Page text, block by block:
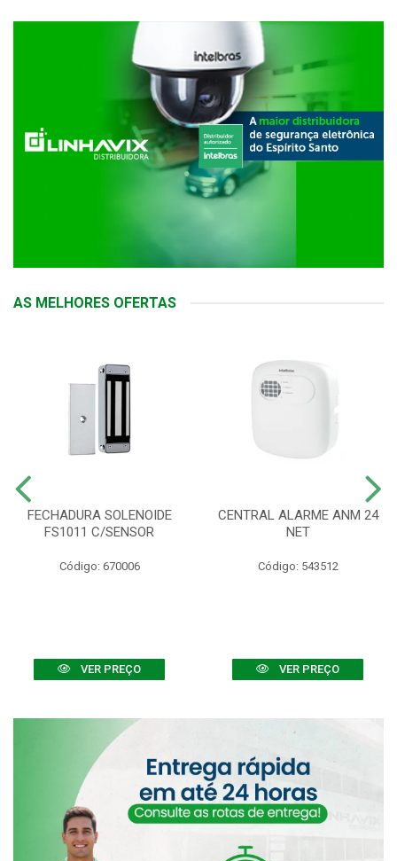
AS MELHORES OFERTAS
FECHADURA SOLENOIDE
FS1011 C/SENSOR
Código: 670006
VER PREÇO
CENTRAL ALARME ANM 24
NET
Código: 543512
VER PREÇO